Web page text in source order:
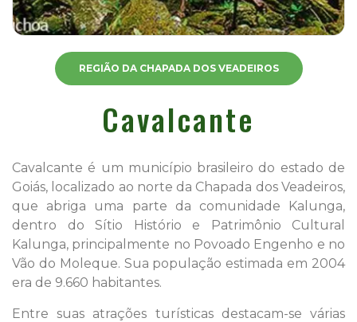
REGIÃO DA CHAPADA DOS VEADEIROS
Cavalcante
Cavalcante é um município brasileiro do estado de
Goiás, localizado ao norte da Chapada dos Veadeiros,
que abriga uma parte da comunidade Kalunga,
dentro do Sítio Histório e Patrimônio Cultural
Kalunga, principalmente no Povoado Engenho e no
Vão do Moleque. Sua população estimada em 2004
era de 9.660 habitantes.
Entre suas atrações turísticas destacam-se várias